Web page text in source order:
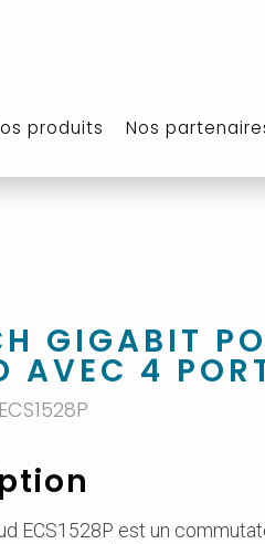
produits Nos
GIGABIT
AVEC 4
ECS1528P
ECS1528P est un